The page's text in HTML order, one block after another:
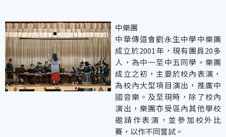
中樂團
中華傳道會劉永生中學中樂團
成立於2001年，現有團員20多
人，為中一至中五同學。樂團
成立之初，主要於校內表演，
為校內大型項目演出，推廣中
國音樂。及至現時，除了校內
演出，樂團亦受區內其他學校
邀請作表演，並參加校外比
賽，以作不同嘗試。